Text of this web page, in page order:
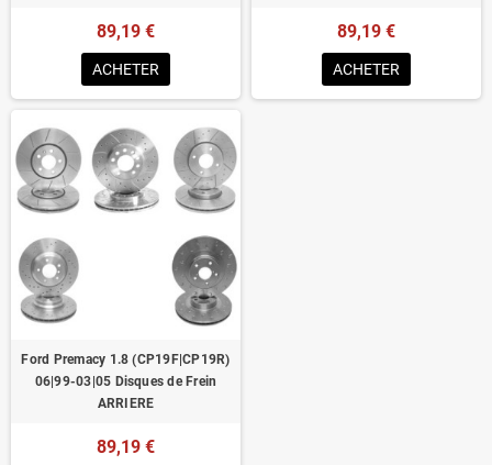
89,19 €
ACHETER
89,19 €
ACHETER
Ford Premacy 1.8 (CP19F|CP19R)
06|99-03|05 Disques de Frein
ARRIERE
89,19 €